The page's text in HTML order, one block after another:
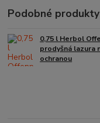
Podobné produkty
0,75 l Herbol
prodyšná lazura
ochranou